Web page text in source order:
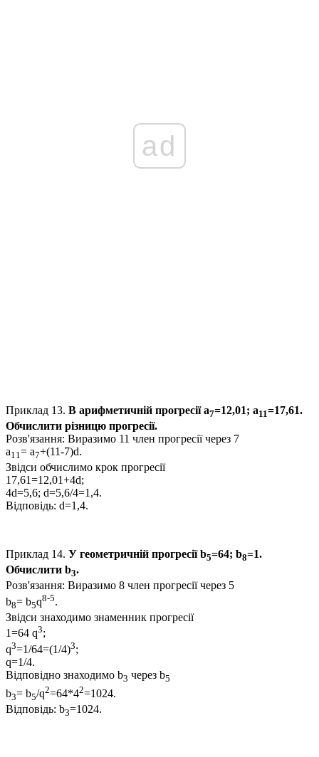
ad
Приклад 13. В арифметичній прогресіїа7=12,01; a11=17,61.
Обчислити різницю прогресії.
Розв'язання: Виразимо 11 член прогресії через 7
a11= a7+(11-7)d.
Звідси обчислимо крок прогресії
17,61=12,01+4d;
4d=5,6; d=5,6/4=1,4.
Відповідь: d=1,4.
Приклад 14. У геометричній прогресіїb5=64; b8=1.
Обчислити b3.
Розв'язання: Виразимо 8 член прогресії через 5
b8= b5q8-5.
Звідси знаходимо знаменник прогресії
1=64 q3;
q3=1/64=(1/4)3;
q=1/4.
Відповідно знаходимо b3 через b5
b3= b5/q2=64*42=1024.
Відповідь: b3=1024.